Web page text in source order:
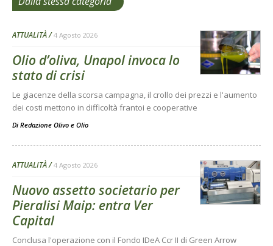
ATTUALITÀ 4 Agosto 2026
Olio d’oliva, Unapol invoca lo
stato di crisi
Le giacenze della scorsa campagna, il crollo dei prezzi e l'aumento
dei costi mettono in difficoltà frantoi e cooperative
Di Redazione Olivo e Olio
ATTUALITÀ 4 Agosto 2026
Nuovo assetto societario per
Pieralisi Maip: entra Ver
Capital
Conclusa l'operazione con il Fondo IDeA Ccr II di Green Arrow